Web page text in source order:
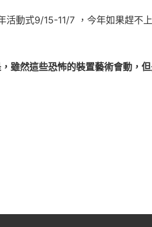
動式9/15-11/7 ，今年如果趕不
雖然這些恐怖的裝置藝術會動，